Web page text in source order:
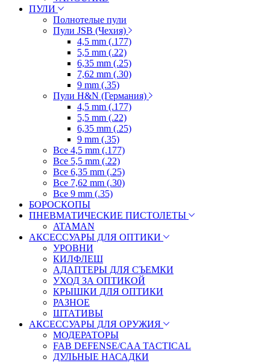
ПУЛИ
Полнотелые пули
Пули JSB (Чехия)
4,5 mm (.177)
5,5 mm (.22)
6,35 mm (.25)
7,62 mm (.30)
9 mm (.35)
Пули H&N (Германия)
4,5 mm (.177)
5,5 mm (.22)
6,35 mm (.25)
9 mm (.35)
Все 4,5 mm (.177)
Все 5,5 mm (.22)
Все 6,35 mm (.25)
Все 7,62 mm (.30)
Все 9 mm (.35)
БОРОСКОПЫ
ПНЕВМАТИЧЕСКИЕ ПИСТОЛЕТЫ
ATAMAN
АКСЕССУАРЫ ДЛЯ ОПТИКИ
УРОВНИ
КИЛФЛЕШ
АДАПТЕРЫ ДЛЯ СЪЕМКИ
УХОД ЗА ОПТИКОЙ
КРЫШКИ ДЛЯ ОПТИКИ
РАЗНОЕ
ШТАТИВЫ
АКСЕССУАРЫ ДЛЯ ОРУЖИЯ
МОДЕРАТОРЫ
FAB DEFENSE/CAA TACTICAL
ДУЛЬНЫЕ НАСАДКИ